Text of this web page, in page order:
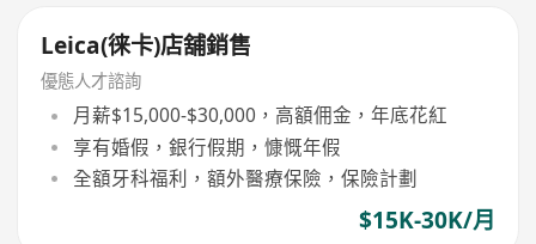
Leica(徕卡)店舖銷售
優態人才諮詢
月薪$15,000-$30,000，高額佣金，年底花紅
享有婚假，銀行假期，慷慨年假
全額牙科福利，額外醫療保險，保險計劃
$15K-30K/月